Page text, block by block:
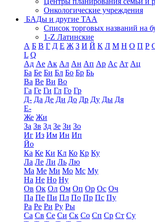
Онкологические учреждения
БАДы и другие ТАА
Список торговых названий на
1-Z Латинские
А Б В Г Д Е Ж З И Й К Л М Н О П Р
L Q
Ад Ае Ак Ал Ан Ап Ар Ас Ат Ац
Ба Бе Би Бл Бо Бр Бь
Ва Ве Ви Во
Га Ге Ги Гл Го Гр
Д- Да Де Ди До Др Ду Ды Дя
Е-
Же Жи
За Зв Зд Зе Зи Зо
Иг Из Им Ин Ип
Йо
Ка Ке Ки Кл Ко Кр Ку
Ла Ле Ли Ль Лю
Ма Ме Ми Мо Мс Му
На Не Но Ну
Ов Ок Ол Ом Оп Ор Ос Оч
Па Пе Пи Пл По Пр Пс Пу
Ра Ре Ри Ру Ры
Са Св Се Си Ск Со Сп Ср Ст Су